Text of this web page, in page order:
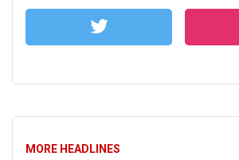
MORE HEADLINES